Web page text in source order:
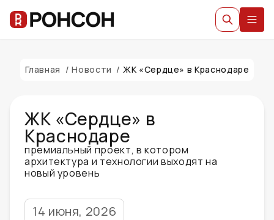
Главная / Новости / ЖК «Сердце» в Краснодаре
ЖК «Сердце» в
Краснодаре
премиальный проект, в котором
архитектура и технологии выходят на
новый уровень
14 июня, 2026